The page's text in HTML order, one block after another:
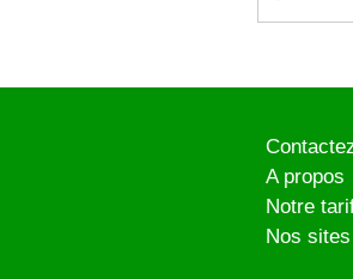
A propos
Notre
Nos